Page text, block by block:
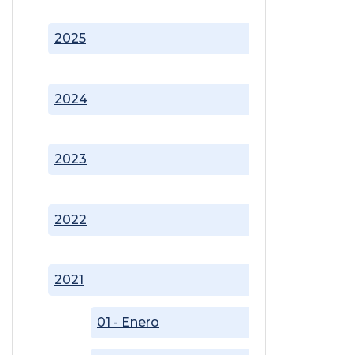
2021
01 - Enero
2022
2023
2024
2025